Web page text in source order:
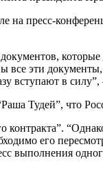
на пресс-
эти
вступают в силу”,
Тудей”, что
контракта”.
его
выполнения